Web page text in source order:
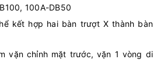
100A-DB50
kết hợp hai bàn trượt X thành bàn
vặn chỉnh mặt trước, vặn 1 vòng di